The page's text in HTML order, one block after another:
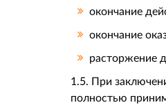
окончание
окончание
расторжение
1.5. При
полностью